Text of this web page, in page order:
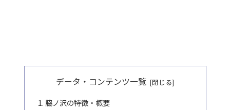
データ・コンテンツ一覧
脇ノ沢の特徴・概要